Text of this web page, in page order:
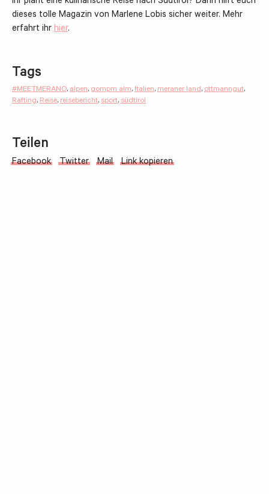
dieses tolle Magazin von Marlene Lobis sicher weiter. Mehr
erfahrt ihr hier.
Tags
#MEETMERANO, alpen, gompm alm, Italien, meraner land, ottmanngut,
Rafting, Reise, reisebericht, sport, südtirol
Teilen
Facebook Twitter Mail Link kopieren